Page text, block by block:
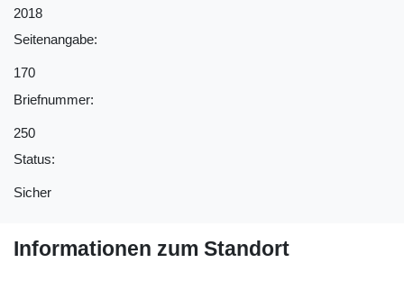
2018
Seitenangabe:
170
Briefnummer:
250
Status:
Sicher
Informationen zum Standort